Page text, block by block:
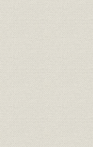
事業所
設備;電話
労働争議